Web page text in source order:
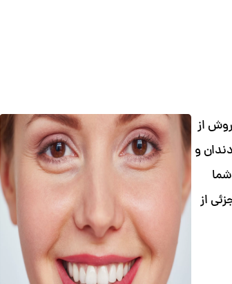
از
و
از